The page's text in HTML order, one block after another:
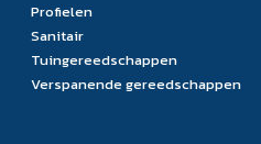
Profielen
Sanitair
Tuingereedschappen
Verspanende gereedschappen